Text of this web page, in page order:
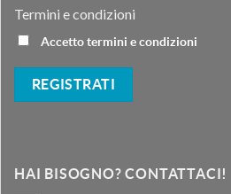
Termini e condizioni
Accetto termini e condizioni
HAI BISOGNO? CONTATTACI!